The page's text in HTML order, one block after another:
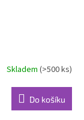
Skladem (>500 ks)
Do košíku